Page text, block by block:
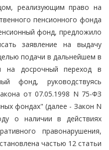
реализующим право на
пенсионного фонда
фонд, предложило
заявление на выдачу
подачи в дальнейшем в
на досрочный переход в
фонд, руководствуясь
от 07.05.1998 N 75-ФЗ
фондах" (далее - Закон N
о наличии в действиях
правонарушения,
частью 12 статьи